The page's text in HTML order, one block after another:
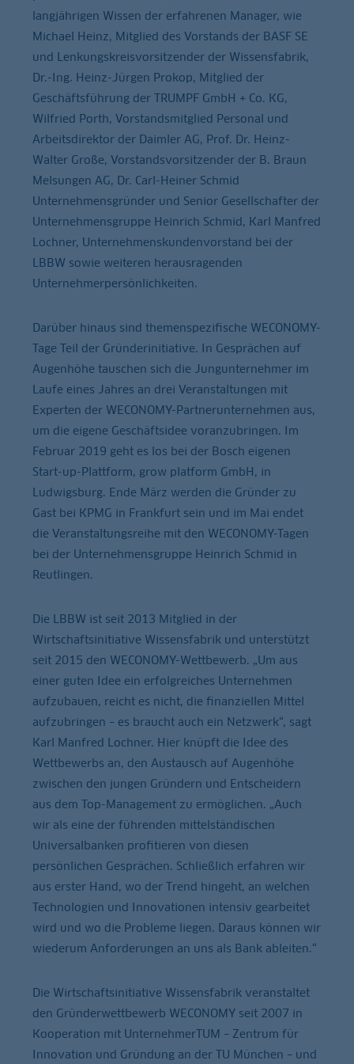
langjährigen Wissen der erfahrenen Manager, wie
Michael Heinz, Mitglied des Vorstands der BASF SE
und Lenkungskreisvorsitzender der Wissensfabrik,
Dr.-Ing. Heinz-Jürgen Prokop, Mitglied der
Geschäftsführung der TRUMPF GmbH + Co. KG,
Wilfried Porth, Vorstandsmitglied Personal und
Arbeitsdirektor der Daimler AG, Prof. Dr. Heinz-
Walter Große, Vorstandsvorsitzender der B. Braun
Melsungen AG, Dr. Carl-Heiner Schmid
Unternehmensgründer und Senior Gesellschafter der
Unternehmensgruppe Heinrich Schmid, Karl Manfred
Lochner, Unternehmenskundenvorstand bei der
LBBW sowie weiteren herausragenden
Unternehmerpersönlichkeiten.
Darüber hinaus sind themenspezifische WECONOMY-
Tage Teil der Gründerinitiative. In Gesprächen auf
Augenhöhe tauschen sich die Jungunternehmer im
Laufe eines Jahres an drei Veranstaltungen mit
Experten der WECONOMY-Partnerunternehmen aus,
um die eigene Geschäftsidee voranzubringen. Im
Februar 2019 geht es los bei der Bosch eigenen
Start-up-Plattform, grow platform GmbH, in
Ludwigsburg. Ende März werden die Gründer zu
Gast bei KPMG in Frankfurt sein und im Mai endet
die Veranstaltungsreihe mit den WECONOMY-Tagen
bei der Unternehmensgruppe Heinrich Schmid in
Reutlingen.
Die LBBW ist seit 2013 Mitglied in der
Wirtschaftsinitiative Wissensfabrik und unterstützt
seit 2015 den WECONOMY-Wettbewerb. „Um aus
einer guten Idee ein erfolgreiches Unternehmen
aufzubauen, reicht es nicht, die finanziellen Mittel
aufzubringen – es braucht auch ein Netzwerk“, sagt
Karl Manfred Lochner. Hier knüpft die Idee des
Wettbewerbs an, den Austausch auf Augenhöhe
zwischen den jungen Gründern und Entscheidern
aus dem Top-Management zu ermöglichen. „Auch
wir als eine der führenden mittelständischen
Universalbanken profitieren von diesen
persönlichen Gesprächen. Schließlich erfahren wir
aus erster Hand, wo der Trend hingeht, an welchen
Technologien und Innovationen intensiv gearbeitet
wird und wo die Probleme liegen. Daraus können wir
wiederum Anforderungen an uns als Bank ableiten.“
Die Wirtschaftsinitiative Wissensfabrik veranstaltet
den Gründerwettbewerb WECONOMY seit 2007 in
Kooperation mit UnternehmerTUM – Zentrum für
Innovation und Gründung an der TU München – und